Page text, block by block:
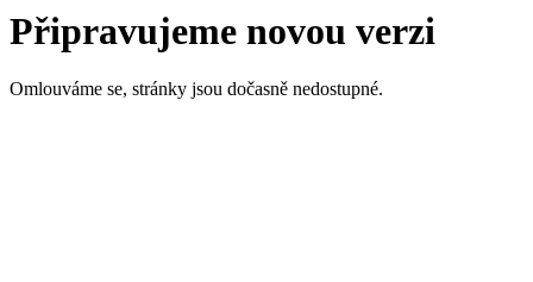
Připravujeme novou verzi
Omlouváme se, stránky jsou dočasně nedostupné.